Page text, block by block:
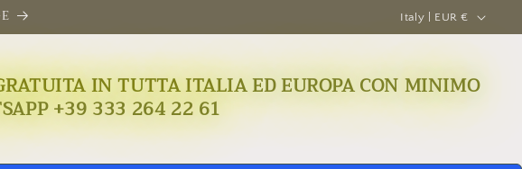
C
o
u
n
Italy | EUR €
IN TUTTA ITALIA ED EUROPA CON MINIMO
+39 333 264 22 61